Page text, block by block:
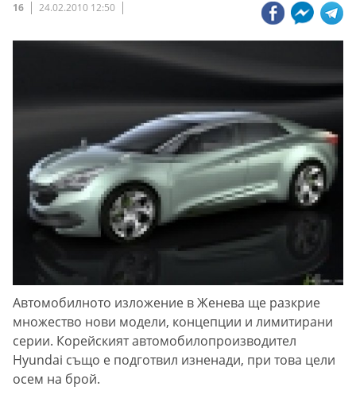
16 24.02.2010 12:50
Автомобилното изложение в Женева ще разкрие
множество нови модели, концепции и лимитирани
серии. Корейският автомобилопроизводител
Hyundai също е подготвил изненади, при това цели
осем на брой.